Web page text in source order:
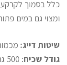
כלל בסמוך לקרקע
ומצוי גם במים פתוחים
שיטות דייג:
גודל שכיח: 500 גרם – 3 ק"ג.